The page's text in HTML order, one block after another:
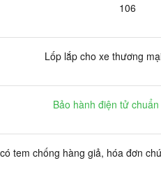
106
Lốp lắp cho xe thương
Bảo hành điện tử
tem chống hàng giả, hóa đơn